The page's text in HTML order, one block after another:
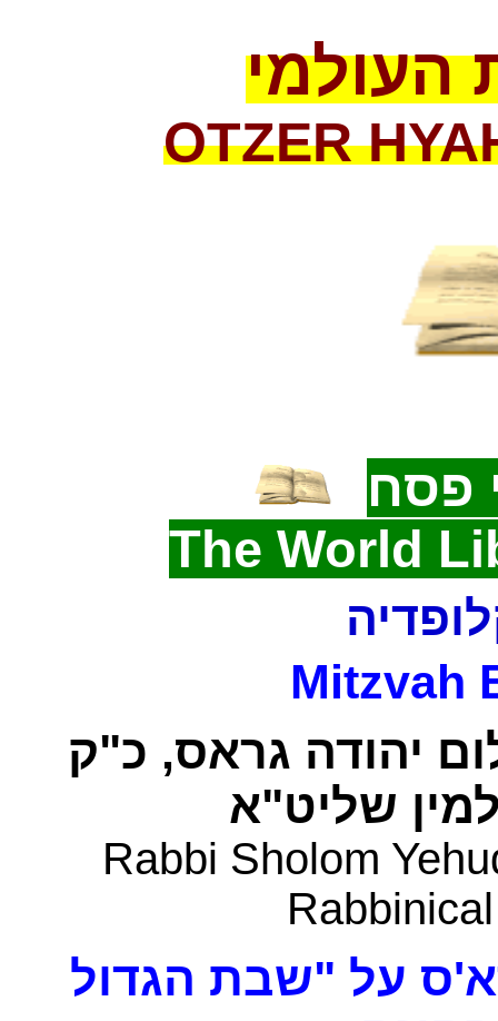
העולמי
OTZER
פסח
The World
Mitzvah
יהודה גראס, כ"ק
שליט"א
Rabbi Sholom
על "שבת הגדול